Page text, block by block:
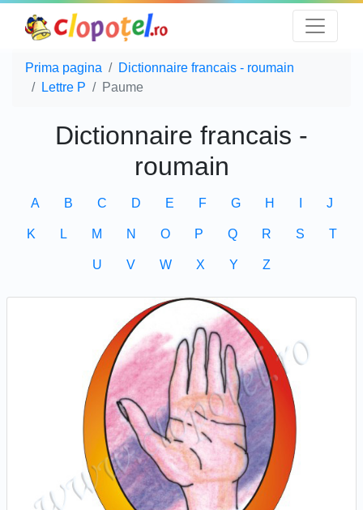
Prima pagina
Dictionnaire francais - roumain
Lettre P
Paume
Dictionnaire francais -
roumain
A B C D E F G H J
K L M N O P Q R S T
U V W X Y Z